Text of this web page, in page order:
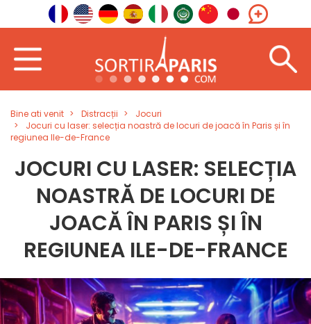
Bine ati venit Distracții
Jocuri
Jocuri cu laser: selecția noastră de locuri de joacă în Paris și în
regiunea Ile-de-France
JOCURI CU LASER: SELECȚIA
NOASTRĂ DE LOCURI DE
JOACĂ ÎN PARIS ȘI ÎN
REGIUNEA ILE-DE-FRANCE